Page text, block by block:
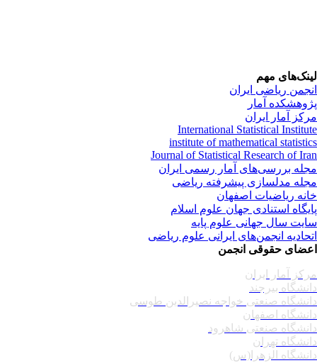
مهم
ریاضی ایران
آمار
آمار ایران
International Statistical
institute of mathematical
Journal of Statistical Research of
بررسی‌های آمار رسمی ایران
مدلسازی پیشرفته ریاضی
ریاضیات اصفهان
استنادی جهان علوم اسلام
سال جهانی علوم پایه
انجمن‌های ایرانی علوم ریاضی
حقوقی انجمن
آمار ایران
بیرجند
صنعتی خواجه نصیرالدین طوسی
اصفهان
صنعتی شاهرود
تهران
الزهرا(س)